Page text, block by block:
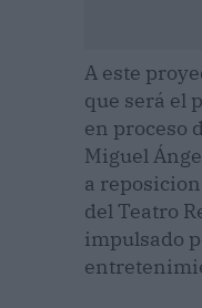
A este
que será el
en proceso
Miguel
a
del Teatro
impulsado